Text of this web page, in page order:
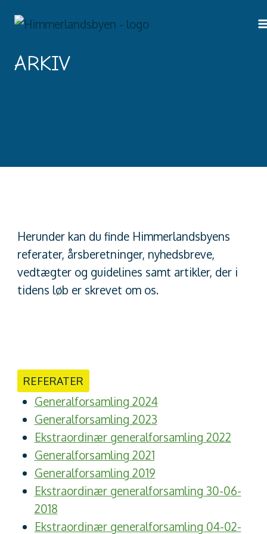
ARKIV
Herunder kan du finde Himmerlandsbyens
referater, årsberetninger, nyhedsbreve,
vedtægter og guidelines samt artikler, der i
tidens løb er skrevet om os.
REFERATER
Generalforsamling 2024
Generalforsamling 2023
Ekstraordinær generalforsamling 2022
Generalforsamling 2021
Generalforsamling 2019
Ekstraordinær generalforsamling 30-06-
2018
Ekstraordinær generalforsamling 04-02-